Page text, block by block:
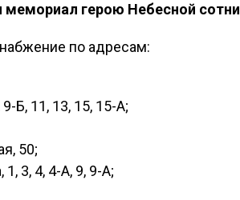
мемориал герою Небесной сотни
по адресам:
Б, 11, 13, 15, 15-А;
50;
3, 4, 4-А, 9, 9-А;